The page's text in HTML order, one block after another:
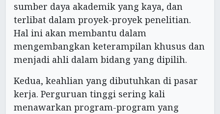
sumber daya akademik yang kaya, dan
terlibat dalam proyek-proyek penelitian.
Hal ini akan membantu dalam
mengembangkan keterampilan khusus dan
menjadi ahli dalam bidang yang dipilih.
Kedua, keahlian yang dibutuhkan di pasar
kerja. Perguruan tinggi sering kali
menawarkan program-program yang